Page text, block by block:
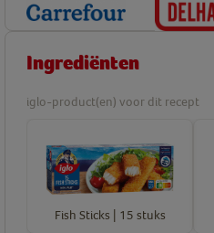
Ingrediënten
iglo-product(en) voor dit recept
Fish Sticks | 15 stuks